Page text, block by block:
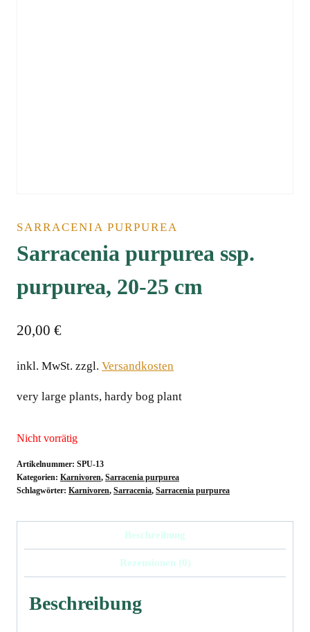
SARRACENIA PURPUREA
Sarracenia purpurea ssp.
purpurea, 20-25 cm
20,00 €
inkl. MwSt. zzgl. Versandkosten
very large plants, hardy bog plant
Nicht vorrätig
Artikelnummer: SPU-13
Kategorien: Karnivoren, Sarracenia purpurea
Schlagwörter: Karnivoren, Sarracenia, Sarracenia purpurea
Beschreibung
Rezensionen (0)
Beschreibung